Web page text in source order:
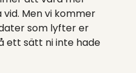
Men vi kommer
som lyfter er
ett sätt ni inte hade